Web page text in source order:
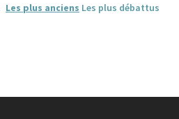
Les plus anciens Les plus débattus